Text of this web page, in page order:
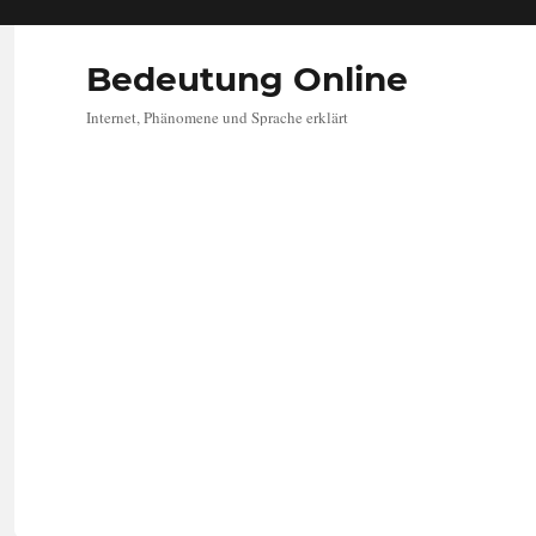
Bedeutung Online
Internet, Phänomene und Sprache erklärt